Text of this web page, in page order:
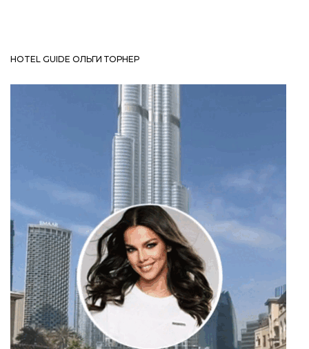
HOTEL GUIDE ОЛЬГИ ТОРНЕР